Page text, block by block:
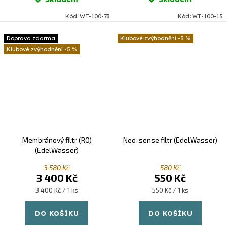
Kód: WT-100-73 Kód: WT-100-15
Doprava zdarma
-5 %
Membránový filtr (RO)
(EdelWasser)
3 580 Kč
3 400 Kč
Měrná
cena:
3 400 Kč / 1 ks
DO KOŠÍKU
-5 %
Neo-sense filtr (EdelWasser)
580 Kč
550 Kč
Měrná
cena:
550 Kč / 1 ks
DO KOŠÍKU